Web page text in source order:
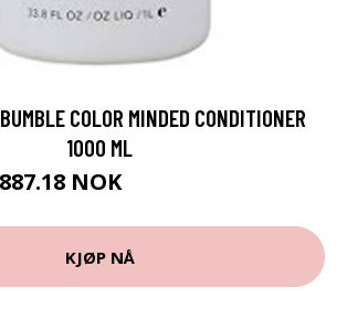
COLOR MINDED CONDITIONER
1000 ML
887.18 NOK
KJØP NÅ